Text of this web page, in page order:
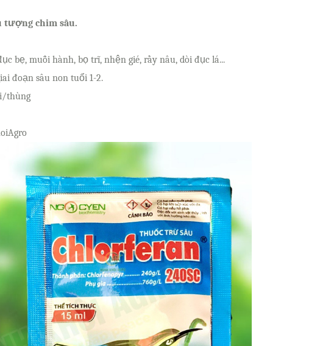
tượng chim sâu.
bẹ, muỗi hành, bọ trĩ, nhện gié, rầy nâu, dòi đục lá...
đoạn sâu non tuổi 1-2.
thùng